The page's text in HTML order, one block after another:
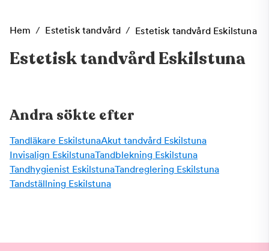
Hem / Estetisk tandvård / Estetisk tandvård Eskilstuna
Estetisk tandvård Eskilstuna
Andra sökte efter
Tandläkare EskilstunaAkut tandvård Eskilstuna
Invisalign EskilstunaTandblekning Eskilstuna
Tandhygienist EskilstunaTandreglering Eskilstuna
Tandställning Eskilstuna